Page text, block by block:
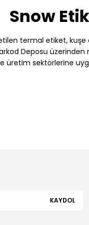
Snow
termal etiket,
Deposu üzerinden
üretim sektörlerine
KAYDOL